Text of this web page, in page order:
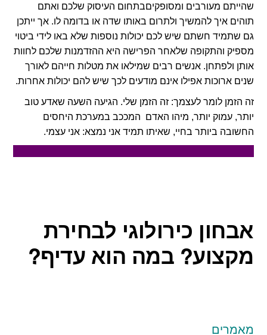
שהייתם מעורבים ומסופקיםבתחום העיסוק שלכם ואתם
תוהים איך להמשיך ולתרום באותו שדה או בדומה לו. אך ייתכן
גם שתמיד חשתם שיש לכם יכולות נוספות שלא באו לידי ביטוי
מספיק והתקופה שלאחר הפרישה היא ההזדמנות שלכם לחוות
אותן ולפתחן. אנשים רבים שמילאו את מטלות חייהם לאורך
שנים ארוכות אפילו אינם מודעים לכך שיש להם יכולות אחרות.
זה הזמן לומר לעצמך: זה הזמן שלי. הגיעה השעה שאדע טוב
יותר, עמוק יותר, מיהו האדם המככב במערכת היחסים
החשובה ביותר בחיי, שאיתו תמיד אני נמצא: אני עצמי.
אבחון כירולוגי לבחירת
מקצוע? במה הוא עדיף?
מאמרים